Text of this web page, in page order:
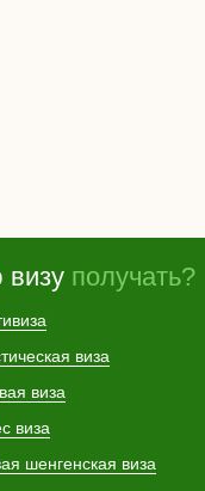
визу получать?
виза
виза
виза
шенгенская виза